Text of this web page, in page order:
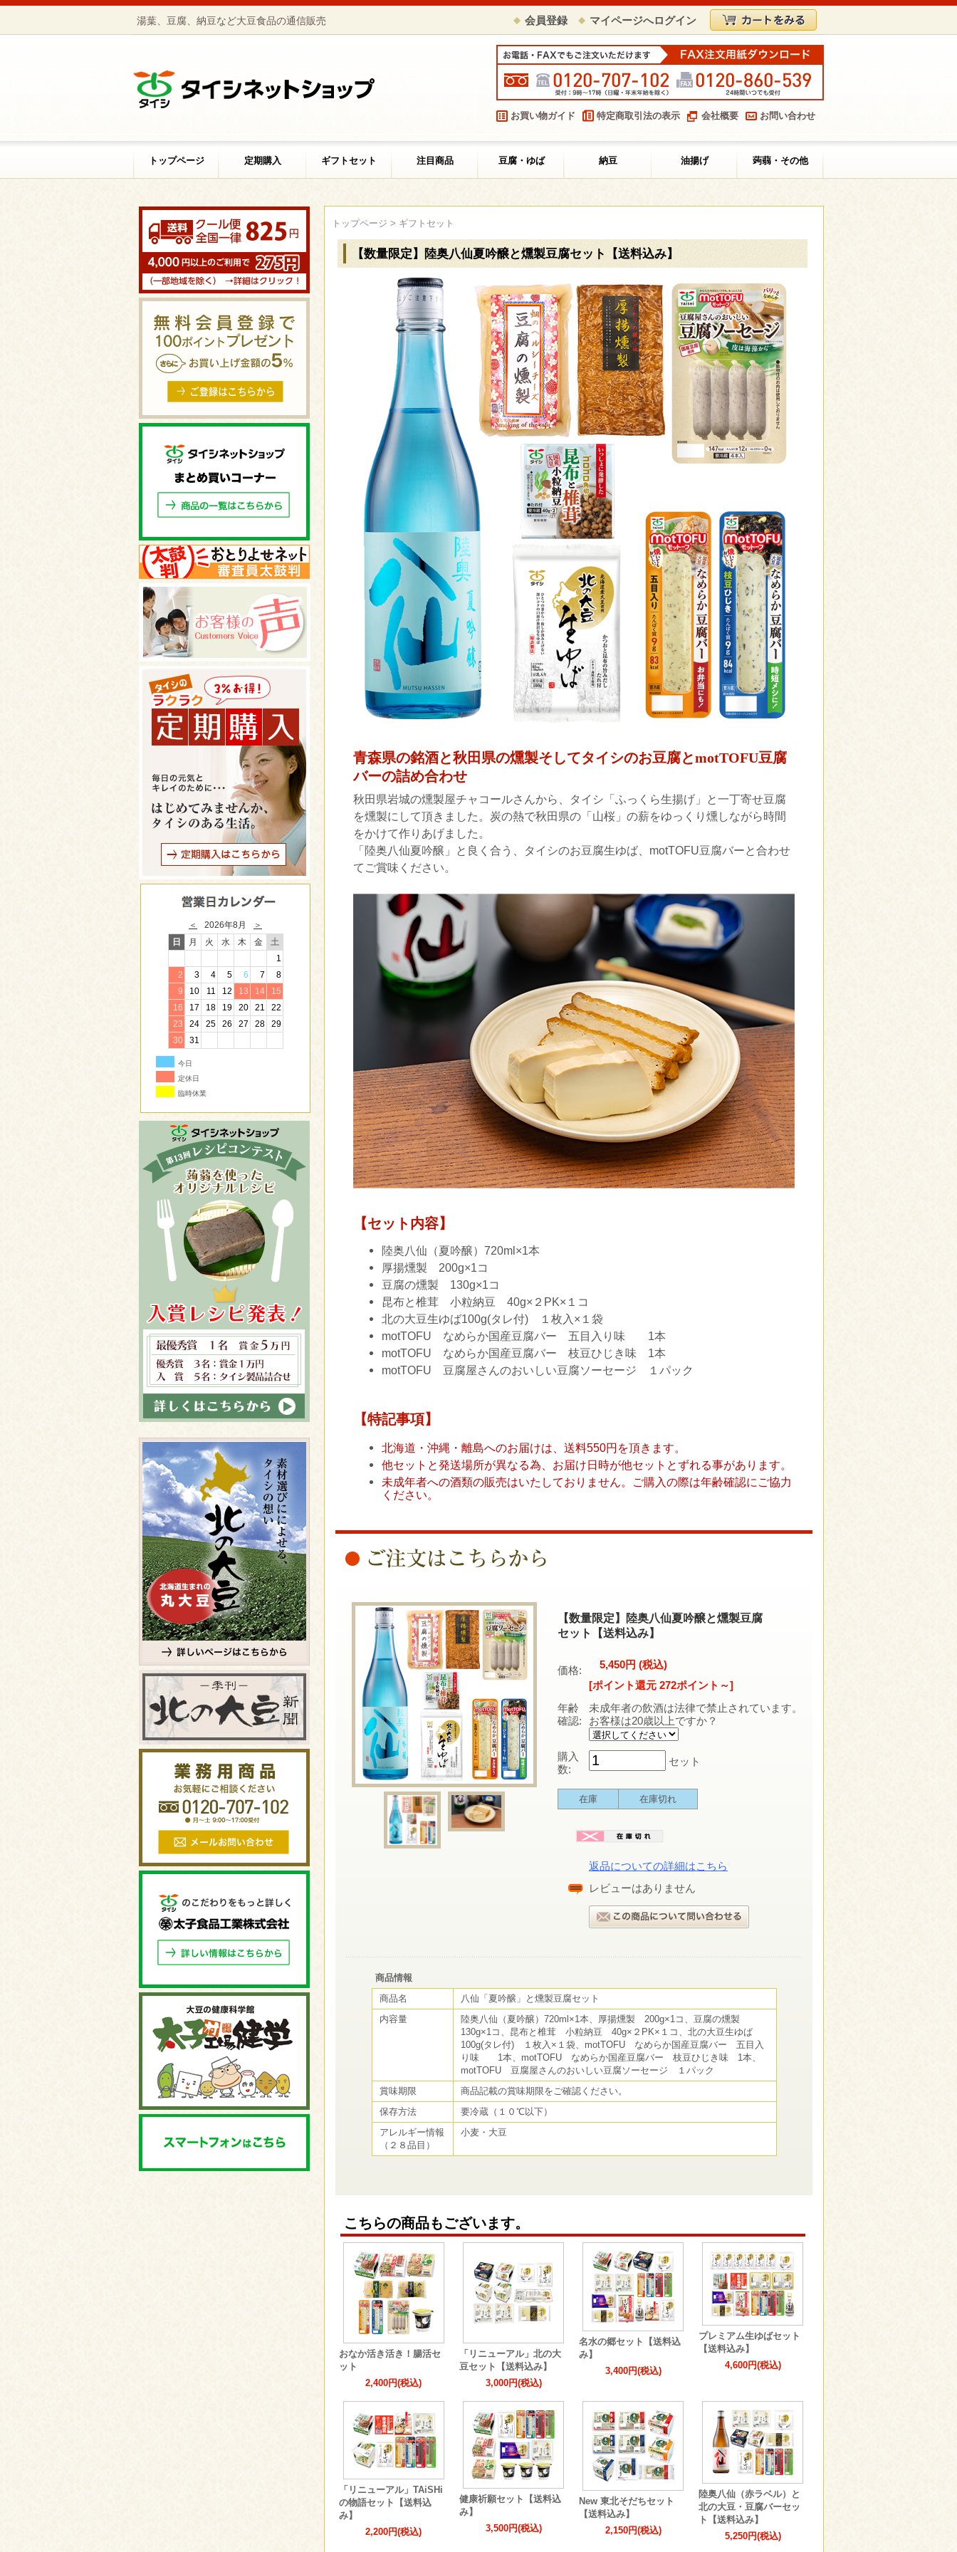
湯葉、豆腐、納豆など大豆食品の通信販売 マイページへログイン
会員登録
お買い物ガイド 特定商取引法の表示 会社概要 お問い合わせ
トップページ 定期購入 ギフトセット 注目商品 豆腐・ゆば 納豆 油揚げ 蒟蒻・その他
＜ 2026年8月
＞
日
月 火 水 木 金
土
1
2
3 4 5 6 7
8
9
10 11 12 13 14
15
16
17 18 19 20 21
22
23
24 25 26 27 28
29
30
31
今日
定休日
臨時休業
トップページ > ギフトセット
【数量限定】陸奥八仙夏吟醸と燻製豆腐セット【送料込み】
青森県の銘酒と秋田県の燻製そしてタイシのお豆腐とmotTOFU豆腐
バーの詰め合わせ
秋田県岩城の燻製屋チャコールさんから、タイシ「ふっくら生揚げ」と一丁寄せ豆腐
を燻製にして頂きました。炭の熱で秋田県の「山桜」の薪をゆっくり燻しながら時間
をかけて作りあげました。
「陸奥八仙夏吟醸」と良く合う、タイシのお豆腐生ゆば、motTOFU豆腐バーと合わせ
てご賞味ください。
【セット内容】
陸奥八仙（夏吟醸）720ml×1本
厚揚燻製 200g×1コ
豆腐の燻製 130g×1コ
昆布と椎茸 小粒納豆 40g×２PK×１コ
北の大豆生ゆば100g(タレ付) １枚入×１袋
motTOFU なめらか国産豆腐バー 五目入り味 1本
motTOFU なめらか国産豆腐バー 枝豆ひじき味 1本
motTOFU 豆腐屋さんのおいしい豆腐ソーセージ １パック
【特記事項】
北海道・沖縄・離島へのお届けは、送料550円を頂きます。
他セットと発送場所が異なる為、お届け日時が他セットとずれる事があります。
未成年者への酒類の販売はいたしておりません。ご購入の際は年齢確認にご協力
ください。
【数量限定】陸奥八仙夏吟醸と燻製豆腐
セット【送料込み】
価格:
5,450円 (税込)
[ポイント還元 272ポイント～]
年齢
確認:
未成年者の飲酒は法律で禁止されています。
お客様は20歳以上ですか？
購入
数:
セット
在庫 在庫切れ
返品についての詳細はこちら
レビューはありません
商品情報
商品名
八仙「夏吟醸」と燻製豆腐セット
内容量
陸奥八仙（夏吟醸）720ml×1本、厚揚燻製 200g×1コ、豆腐の燻製
130g×1コ、昆布と椎茸 小粒納豆 40g×２PK×１コ、北の大豆生ゆば
100g(タレ付) １枚入×１袋、motTOFU なめらか国産豆腐バー 五目入
り味 1本、motTOFU なめらか国産豆腐バー 枝豆ひじき味 1本、
motTOFU 豆腐屋さんのおいしい豆腐ソーセージ １パック
賞味期限
商品記載の賞味期限をご確認ください。
保存方法
要冷蔵（１０℃以下）
アレルギー情報
（２８品目）
小麦・大豆
こちらの商品もございます。
おなか活き活き！腸活セ
ット
2,400円(税込)
「リニューアル」北の大
豆セット【送料込み】
3,000円(税込)
名水の郷セット【送料込
み】
3,400円(税込)
プレミアム生ゆばセット
【送料込み】
4,600円(税込)
「リニューアル」TAiSHi
の物語セット【送料込
み】
2,200円(税込)
健康祈願セット【送料込
み】
3,500円(税込)
New 東北そだちセット
【送料込み】
2,150円(税込)
陸奥八仙（赤ラベル）と
北の大豆・豆腐バーセッ
ト【送料込み】
5,250円(税込)